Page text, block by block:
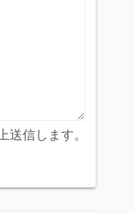
送信します。